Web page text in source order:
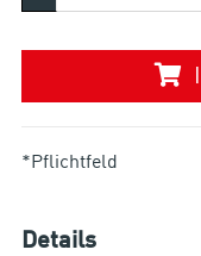
*Pflichtfeld
Details